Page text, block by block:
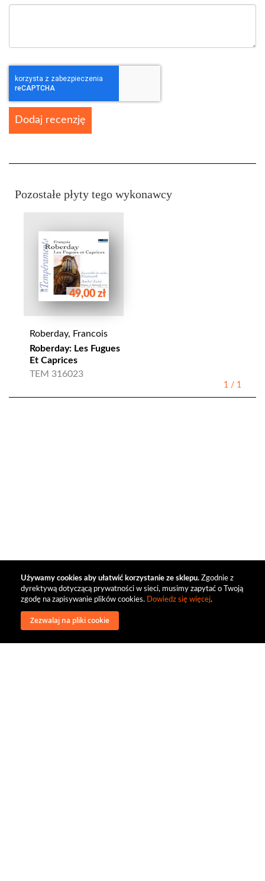
Używamy cookies aby ułatwić korzystanie ze sklepu. Zgodnie z
dyrektywą dotyczącą prywatności w sieci, musimy zapytać o Twoją
zgodę na zapisywanie plików cookies. Dowiedz się więcej.
Zezwalaj na pliki cookie
Dodaj recenzję
Pozostałe płyty tego wykonawcy
49,00 zł
Roberday, Francois
Roberday: Les Fugues
Et Caprices
TEM 316023
1 / 1